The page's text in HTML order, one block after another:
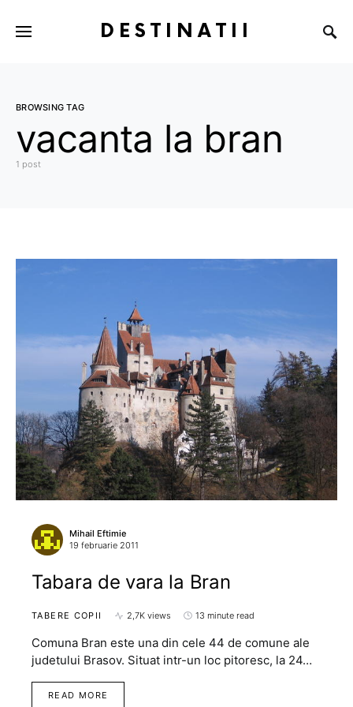
DESTINATII
BROWSING TAG
vacanta la bran
1 post
Mihail Eftimie
19 februarie 2011
Tabara de vara la Bran
TABERE COPII 2,7K views 13 minute read
Comuna Bran este una din cele 44 de comune ale
judetului Brasov. Situat intr-un loc pitoresc, la 24…
READ MORE